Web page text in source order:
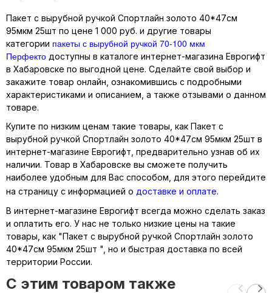
Пакет с вырубной ручкой Спортлайн золото 40*47см
95мкм 25шт по цене 1 000 руб. и другие товары
категории пакеты с вырубной ручкой 70-100 мкм
Перфекто доступны в каталоге интернет-магазина Еврогифт
в Хабаровске по выгодной цене. Сделайте свой выбор и
закажите товар онлайн, ознакомившись с подробными
характеристиками и описанием, а также отзывами о данном
товаре.
Купите по низким ценам такие товары, как Пакет с
вырубной ручкой Спортлайн золото 40*47см 95мкм 25шт в
интернет-магазине Еврогифт, предварительно узнав об их
наличии. Товар в Хабаровске вы сможете получить
наиболее удобным для Вас способом, для этого перейдите
на страницу с информацией о доставке и оплате.
В интернет-магазине Еврогифт всегда можно сделать заказ
и оплатить его. У нас не только низкие цены на такие
товары, как "Пакет с вырубной ручкой Спортлайн золото
40*47см 95мкм 25шт ", но и быстрая доставка по всей
территории России.
C этим товаром также